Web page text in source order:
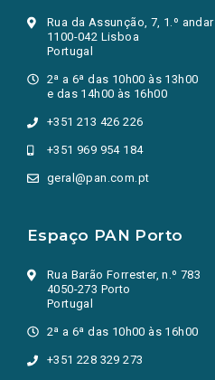
Rua da Assunção, 7, 1.º andar
1100-042 Lisboa
Portugal
2ª a 6ª das 10h00 às 13h00
e das 14h00 às 16h00
+351 213 426 226
+351 969 954 184
geral@pan.com.pt
Espaço PAN Porto
Rua Barão Forrester, n.º 783
4050-273 Porto
Portugal
2ª a 6ª das 10h00 às 16h00
+351 228 329 273